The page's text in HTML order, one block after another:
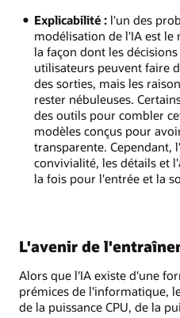
Explicabilité :l'un des
modélisation de l'IA est
la façon dont les
utilisateurs peuvent faire
des sorties, mais les
rester nébuleuses.
des outils pour combler
modèles conçus pour
transparente. Cependant,
convivialité, les détails et
la fois pour l'entrée et la
L'avenir de
Alors que l'IA existe d'une
prémices de l'informatique,
de la puissance CPU, de la